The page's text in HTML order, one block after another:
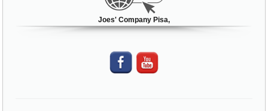
Joes' Company Pisa,